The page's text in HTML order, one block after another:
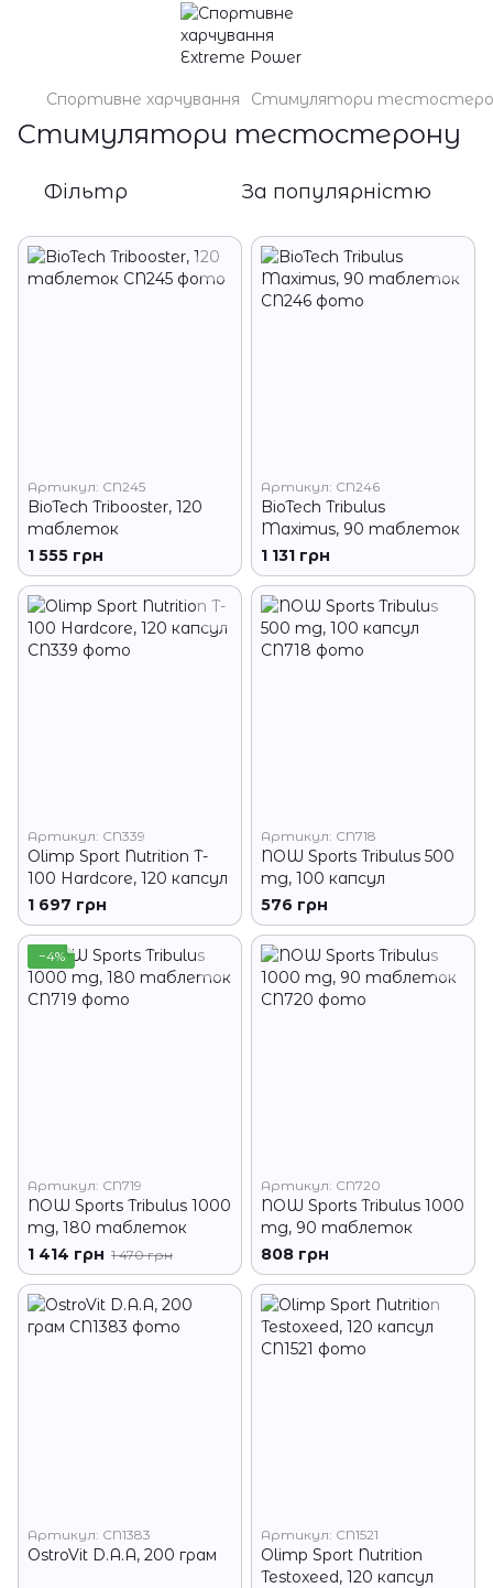
Спортивне харчування Стимулятори
Стимулятори тестостерону
Фільтр За популярністю
Артикул: CN245
BioTech Tribooster, 120
таблеток
1 555 грн
Артикул: CN246
BioTech Tribulus
Maximus, 90 таблеток
1 131 грн
Артикул: CN339
Olimp Sport Nutrition T-
100 Hardcore, 120 капсул
1 697 грн
Артикул: CN718
NOW Sports Tribulus 500
mg, 100 капсул
576 грн
−4%
Артикул: CN719
NOW Sports Tribulus 1000
mg, 180 таблеток
1 414 грн 1 470 грн
Артикул: CN720
NOW Sports Tribulus 1000
mg, 90 таблеток
808 грн
Артикул: CN1383
OstroVit D.A.A, 200 грам
Артикул: CN1521
Olimp Sport Nutrition
Testoxeed, 120 капсул